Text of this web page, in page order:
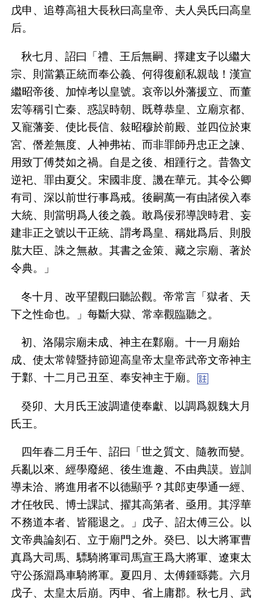
戊申、追尊高祖大長秋曰高皇帝、夫人吳氏曰高皇
后。
秋七月、詔曰「禮、王后無嗣、擇建支子以繼大
宗、則當纂正統而奉公義、何得復顧私親哉！漢宣
繼昭帝後、加悼考以皇號。哀帝以外藩援立、而董
宏等稱引亡秦、惑誤時朝、既尊恭皇、立廟京都、
又寵藩妾、使比長信、敍昭穆於前殿、並四位於東
宮、僭差無度、人神弗祐、而非罪師丹忠正之諫、
用致丁傅焚如之禍。自是之後、相踵行之。昔魯文
逆祀、罪由夏父。宋國非度、譏在華元。其令公卿
有司、深以前世行事爲戒。後嗣萬一有由諸侯入奉
大統、則當明爲人後之義。敢爲佞邪導諛時君、妄
建非正之號以干正統、謂考爲皇、稱妣爲后、則股
肱大臣、誅之無赦。其書之金策、藏之宗廟、著於
令典。」
冬十月、改平望觀曰聽訟觀。帝常言「獄者、天
下之性命也。」每斷大獄、常幸觀臨聽之。
初、洛陽宗廟未成、神主在鄴廟。十一月廟始
成、使太常韓暨持節迎高皇帝太皇帝武帝文帝神主
于鄴、十二月己丑至、奉安神主于廟。
癸卯、大月氏王波調遣使奉獻、以調爲親魏大月
氏王。
四年春二月壬午、詔曰「世之質文、隨教而變。
兵亂以來、經學廢絕、後生進趣、不由典謨。豈訓
導未洽、將進用者不以德顯乎？其郎吏學通一經、
才任牧民、博士課試、擢其高第者、亟用。其浮華
不務道本者、皆罷退之。」戊子、詔太傅三公。以
文帝典論刻石、立于廟門之外。癸巳、以大將軍曹
真爲大司馬、驃騎將軍司馬宣王爲大將軍、遼東太
守公孫淵爲車騎將軍。夏四月、太傅鍾繇薨。六月
戊子、太皇太后崩。丙申、省上庸郡。秋七月、武